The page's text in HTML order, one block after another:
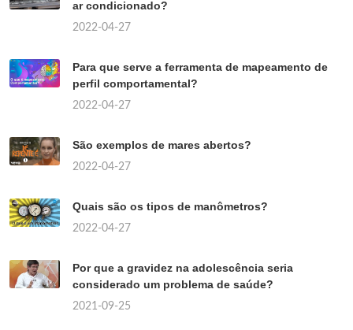
ar condicionado?
2022-04-27
Para que serve a ferramenta de mapeamento de
perfil comportamental?
2022-04-27
São exemplos de mares abertos?
2022-04-27
Quais são os tipos de manômetros?
2022-04-27
Por que a gravidez na adolescência seria
considerado um problema de saúde?
2021-09-25